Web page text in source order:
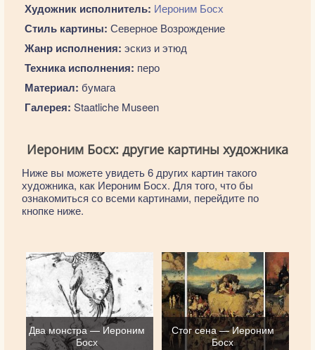
Художник исполнитель: Иероним Босх
Стиль картины: Северное Возрождение
Жанр исполнения: эскиз и этюд
Техника исполнения: перо
Материал: бумага
Галерея: Staatliche Museen
Иероним Босх: другие картины художника
Ниже вы можете увидеть 6 других картин такого
художника, как Иероним Босх. Для того, что бы
ознакомиться со всеми картинами, перейдите по
кнопке ниже.
Два монстра — Иероним
Босх
Стог сена — Иероним
Босх